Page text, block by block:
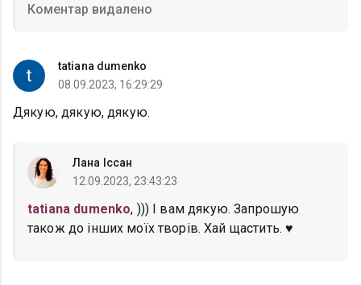
Коментар видалено
tatiana dumenko
08.09.2023, 16:29:29
Дякую, дякую, дякую.
Лана Іссан
12.09.2023, 23:43:23
tatiana dumenko, ))) І вам дякую. Запрошую
також до інших моїх творів. Хай щастить. ♥